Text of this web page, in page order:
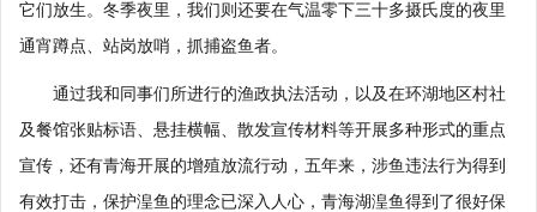
它们放生。冬季夜里，我们则还要在气温零下三十多摄氏度的夜里
通宵蹲点、站岗放哨，抓捕盗鱼者。
通过我和同事们所进行的渔政执法活动，以及在环湖地区村社
及餐馆张贴标语、悬挂横幅、散发宣传材料等开展多种形式的重点
宣传，还有青海开展的增殖放流行动，五年来，涉鱼违法行为得到
有效打击，保护湟鱼的理念已深入人心，青海湖湟鱼得到了很好保